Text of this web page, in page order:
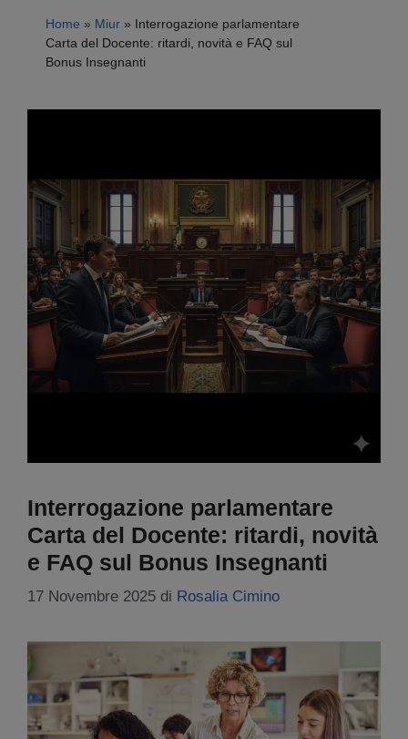
Home » Miur » Interrogazione parlamentare
Carta del Docente: ritardi, novità e FAQ sul
Bonus Insegnanti
Interrogazione parlamentare
Carta del Docente: ritardi, novità
e FAQ sul Bonus Insegnanti
17 Novembre 2025 di Rosalia Cimino